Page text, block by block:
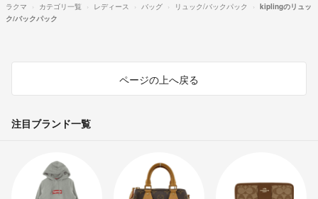
ラクマ
カテゴリ一覧 レディース バッグ リュック/バックパック
kiplingのリュッ
ク/バックパック
ページの上へ戻る
注目ブランド一覧